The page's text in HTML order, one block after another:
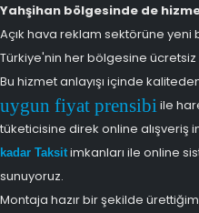
Yahşihan bölgesinde de
Açık hava reklam sektörüne yeni
Türkiye'nin her bölgesine
Bu hizmet anlayışı içinde
uygun fiyat prensibi ile
tüketicisine direk online alışveriş
kadar Taksitimkanları ile online
sunuyoruz.
Montaja hazır bir şekilde